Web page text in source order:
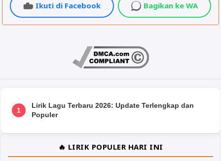
Ikuti di Facebook Bagikan ke WA
1
Lirik Lagu Terbaru 2026: Update Terlengkap dan
Populer
🔥 LIRIK POPULER HARI INI